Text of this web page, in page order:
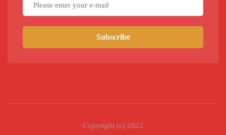
Subscribe
Copyright (c) 2022